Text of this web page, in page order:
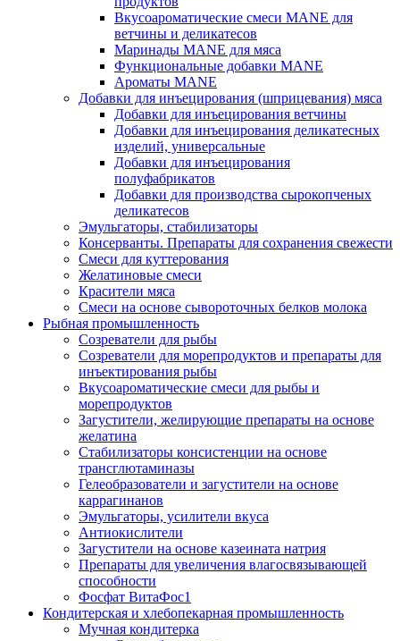
Вкусоароматические смеси MANE для
ветчины и деликатесов
Маринады MANE для мяса
Функциональные добавки MANE
Ароматы MANE
Добавки для инъецирования (шприцевания) мяса
Добавки для инъецирования ветчины
Добавки для инъецирования деликатесных
изделий, универсальные
Добавки для инъецирования
полуфабрикатов
Добавки для производства сырокопченых
деликатесов
Эмульгаторы, стабилизаторы
Консерванты. Препараты для сохранения свежести
Смеси для куттерования
Желатиновые смеси
Красители мяса
Смеси на основе сывороточных белков молока
Рыбная промышленность
Созреватели для рыбы
Созреватели для морепродуктов и препараты для
инъектирования рыбы
Вкусоароматические смеси для рыбы и
морепродуктов
Загустители, желирующие препараты на основе
желатина
Стабилизаторы консистенции на основе
трансглютаминазы
Гелеобразователи и загустители на основе
каррагинанов
Эмульгаторы, усилители вкуса
Антиокислители
Загустители на основе казеината натрия
Препараты для увеличения влагосвязывающей
способности
Фосфат ВитаФос1
Кондитерская и хлебопекарная промышленность
Мучная кондитерка